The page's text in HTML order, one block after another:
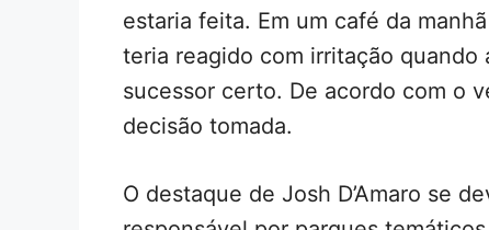
estaria feita. Em um café da
teria reagido com irritação quando
sucessor certo. De acordo com o
decisão tomada.
O destaque de Josh D’Amaro se